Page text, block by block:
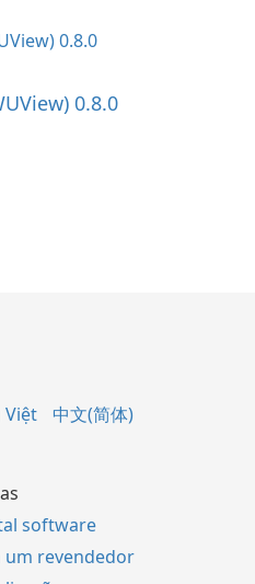
0.8.0
Việt
中文(简体)
software
um revendedor